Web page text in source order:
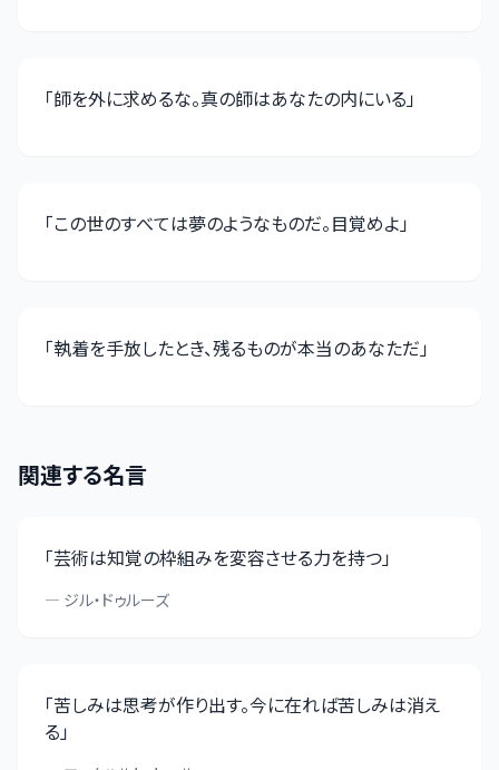
「師を外に求めるな。真の師はあなたの内にいる」
「この世のすべては夢のようなものだ。目覚めよ」
「執着を手放したとき、残るものが本当のあなただ」
関連する名言
「芸術は知覚の枠組みを変容させる力を持つ」
— ジル・ドゥルーズ
「苦しみは思考が作り出す。今に在れば苦しみは消え
る」